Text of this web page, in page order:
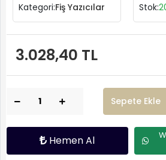
Kategori:Fiş Yazıcılar Stok:
3.028,40 TL
Sepete Ekle
Hemen Al